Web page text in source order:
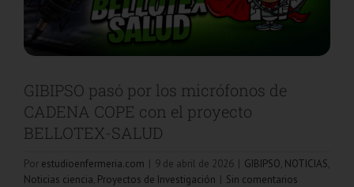
GIBIPSO pasó por los micrófonos de
CADENA COPE con el proyecto
BELLOTEX-SALUD
Por estudioenfermeria.com | 9 de abril de 2026 | GIBIPSO NOTICIAS
Noticias ciencia Proyectos de Investigación | Sin comentarios